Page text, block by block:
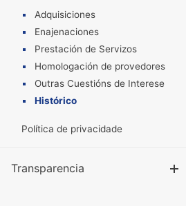
Adquisiciones
Enajenaciones
Prestación de Servizos
Homologación de provedores
Outras Cuestións de Interese
Histórico
Política de privacidade
Transparencia